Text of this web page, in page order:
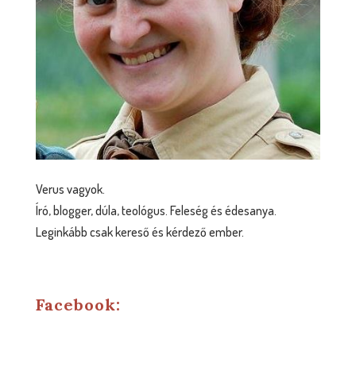
Verus vagyok.
Író, blogger, dúla, teológus. Feleség és édesanya.
Leginkább csak kereső és kérdező ember.
Facebook: